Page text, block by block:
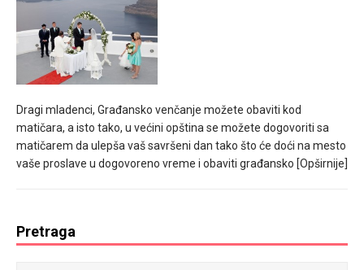
Dragi mladenci, Građansko venčanje možete obaviti kod
matičara, a isto tako, u većini opština se možete dogovoriti sa
matičarem da ulepša vaš savršeni dan tako što će doći na mesto
vaše proslave u dogovoreno vreme i obaviti građansko [Opširnije]
Pretraga